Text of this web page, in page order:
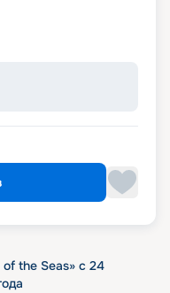
the Seas» с 24